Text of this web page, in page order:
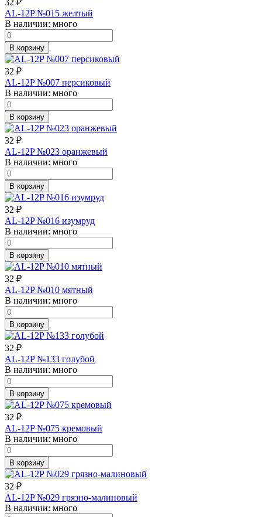
AL-12P №015 желтый
В наличии: много
В корзину
32 ₽
AL-12P №007 персиковый
В наличии: много
В корзину
32 ₽
AL-12P №023 оранжевый
В наличии: много
В корзину
32 ₽
AL-12P №016 изумруд
В наличии: много
В корзину
32 ₽
AL-12P №010 мятный
В наличии: много
В корзину
32 ₽
AL-12P №133 голубой
В наличии: много
В корзину
32 ₽
AL-12P №075 кремовый
В наличии: много
В корзину
32 ₽
AL-12P №029 грязно-малиновый
В наличии: много